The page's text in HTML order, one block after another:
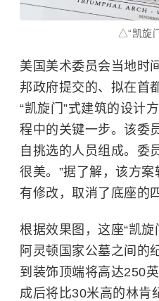
△“凯旋
美国美术委员会当地时
邦政府提交的、拟在首
“凯旋门”式建筑的设计
程中的关键一步。该委
自挑选的人员组成。委
很美。”据了解，该方
有修改，取消了底座的
根据效果图，这座“凯旋
阿灵顿国家公墓之间的
到装饰顶端将高达250
成后将比30米高的林肯